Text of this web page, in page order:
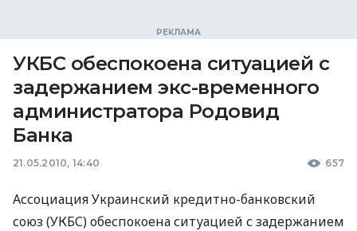
УКБС обеспокоена ситуацией с
задержанием экс-временного
администратора Родовид
Банка
21.05.2010, 14:40 657
Ассоциация Украинский кредитно-банковский
союз (УКБС) обеспокоена ситуацией с задержанием